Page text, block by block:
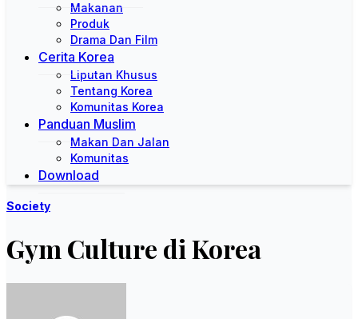
Makanan
Produk
Drama Dan Film
Cerita Korea
Liputan Khusus
Tentang Korea
Komunitas Korea
Panduan Muslim
Makan Dan Jalan
Komunitas
Download
Society
Gym Culture di Korea